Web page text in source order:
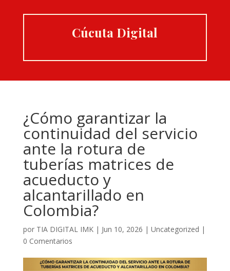
Cúcuta Digital
¿Cómo garantizar la
continuidad del servicio
ante la rotura de
tuberías matrices de
acueducto y
alcantarillado en
Colombia?
por TIA DIGITAL IMK| Jun 10, 2026 | Uncategorized |
0 Comentarios